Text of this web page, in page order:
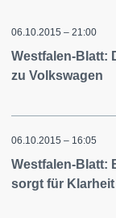
06.10.2015 – 21:00
Westfalen-Blatt:
zu Volkswagen
06.10.2015 – 16:05
Westfalen-Blatt:
sorgt für Klarheit